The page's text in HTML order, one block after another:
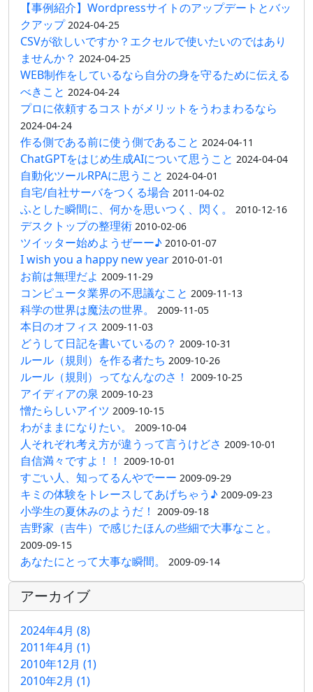
【事例紹介】Wordpressサイトのアップデートとバッ
クアップ 2024-04-25
CSVが欲しいですか？エクセルで使いたいのではあり
ませんか？ 2024-04-25
WEB制作をしているなら自分の身を守るために伝える
べきこと 2024-04-24
プロに依頼するコストがメリットをうわまわるなら
2024-04-24
作る側である前に使う側であること 2024-04-11
ChatGPTをはじめ生成AIについて思うこと 2024-04-04
自動化ツールRPAに思うこと 2024-04-01
自宅/自社サーバをつくる場合 2011-04-02
ふとした瞬間に、何かを思いつく、閃く。 2010-12-16
デスクトップの整理術 2010-02-06
ツイッター始めようぜーー♪ 2010-01-07
I wish you a happy new year 2010-01-01
お前は無理だよ 2009-11-29
コンピュータ業界の不思議なこと 2009-11-13
科学の世界は魔法の世界。 2009-11-05
本日のオフィス 2009-11-03
どうして日記を書いているの？ 2009-10-31
ルール（規則）を作る者たち 2009-10-26
ルール（規則）ってなんなのさ！ 2009-10-25
アイディアの泉 2009-10-23
憎たらしいアイツ 2009-10-15
わがままになりたい。 2009-10-04
人それぞれ考え方が違うって言うけどさ 2009-10-01
自信満々ですよ！！ 2009-10-01
すごい人、知ってるんやでーー 2009-09-29
キミの体験をトレースしてあげちゃう♪ 2009-09-23
小学生の夏休みのようだ！ 2009-09-18
吉野家（吉牛）で感じたほんの些細で大事なこと。
2009-09-15
あなたにとって大事な瞬間。 2009-09-14
アーカイブ
2024年4月 (8)
2011年4月 (1)
2010年12月 (1)
2010年2月 (1)